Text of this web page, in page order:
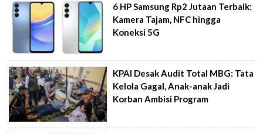
6 HP Samsung Rp2 Jutaan Terbaik:
Kamera Tajam, NFC hingga
Koneksi 5G
KPAI Desak Audit Total MBG: Tata
Kelola Gagal, Anak-anak Jadi
Korban Ambisi Program